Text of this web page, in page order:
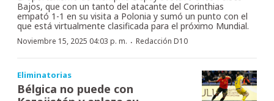
Bajos, que con un tanto del atacante del Corinthias
empató 1-1 en su visita a Polonia y sumó un punto con el
que está virtualmente clasificada para el próximo Mundial.
Noviembre 15, 2025 04:03 p. m. · Redacción D10
Eliminatorias
Bélgica no puede con